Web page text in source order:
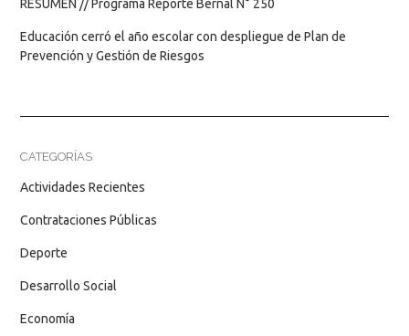
RESUMEN // Programa Reporte Bernal N° 250
Educación cerró el año escolar con despliegue de Plan de
Prevención y Gestión de Riesgos
CATEGORÍAS
Actividades Recientes
Contrataciones Públicas
Deporte
Desarrollo Social
Economía